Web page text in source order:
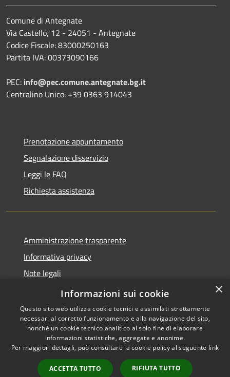
Comune di Antegnate
Via Castello, 12 - 24051 - Antegnate
Codice Fiscale: 83000250163
Partita IVA: 00373090166
PEC: info@pec.comune.antegnate.bg.it
Centralino Unico: +39 0363 914043
Prenotazione appuntamento
Segnalazione disservizio
Leggi le FAQ
Richiesta assistenza
Amministrazione trasparente
Informativa privacy
Note legali
Dichiarazione di accessibilità
Accessibilità
Copyright © 2026 • Comune di
Antegnate • Powered by
Municipium•
Accesso
×
Informazioni sui cookie
Questo sito web utilizza cookie tecnici e assimilati strettamente
necessari al corretto funzionamento e alla navigazione del sito,
nonché un cookie tecnico analitico al solo fine di elaborare
informazioni statistiche, aggregate e anonime.
Per maggiori dettagli, può consultare la cookie policy al seguente link
ACCETTA TUTTO RIFIUTA TUTTO